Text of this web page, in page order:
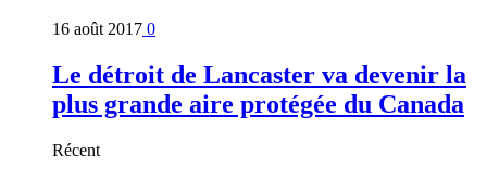
16 août 2017 0
Le détroit de Lancaster va devenir la
plus grande aire protégée du Canada
Récent